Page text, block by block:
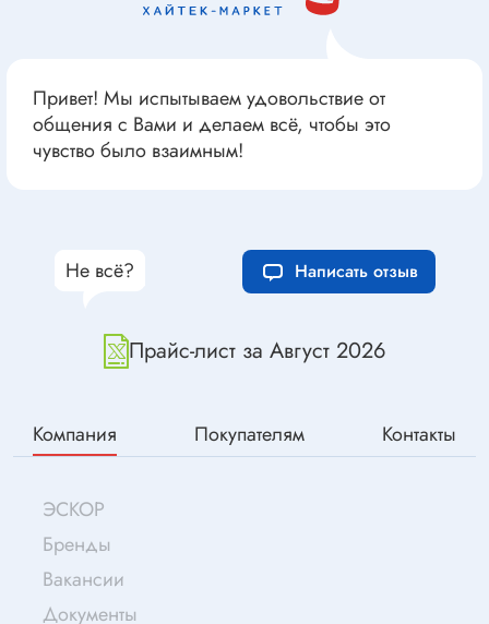
Привет! Мы испытываем удовольствие от
общения с Вами и делаем всё, чтобы это
чувство было взаимным!
Прайс-лист за Август 2026
Не всё? Написать отзыв
Компания Покупателям Контакты
ЭСКОР
Бренды
Вакансии
Документы